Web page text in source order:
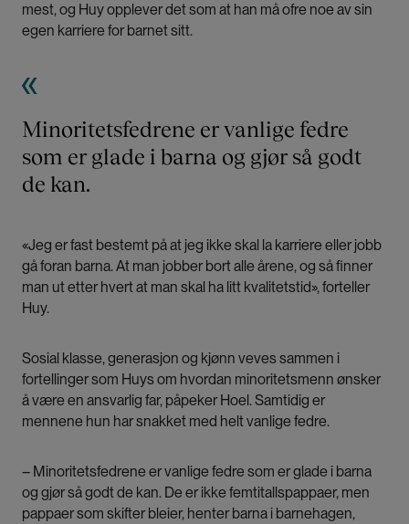
mest, og Huy opplever det som at han må ofre noe av sin
egen karriere for barnet sitt.
Minoritetsfedrene er vanlige fedre
som er glade i barna og gjør så godt
de kan.
«Jeg er fast bestemt på at jeg ikke skal la karriere eller jobb
gå foran barna. At man jobber bort alle årene, og så finner
man ut etter hvert at man skal ha litt kvalitetstid», forteller
Huy.
Sosial klasse, generasjon og kjønn veves sammen i
fortellinger som Huys om hvordan minoritetsmenn ønsker
å være en ansvarlig far, påpeker Hoel. Samtidig er
mennene hun har snakket med helt vanlige fedre.
– Minoritetsfedrene er vanlige fedre som er glade i barna
og gjør så godt de kan. De er ikke femtitallspappaer, men
pappaer som skifter bleier, henter barna i barnehagen,